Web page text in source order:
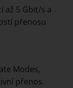
až 5 Gbit/s a
přenosu
Modes,
přenos